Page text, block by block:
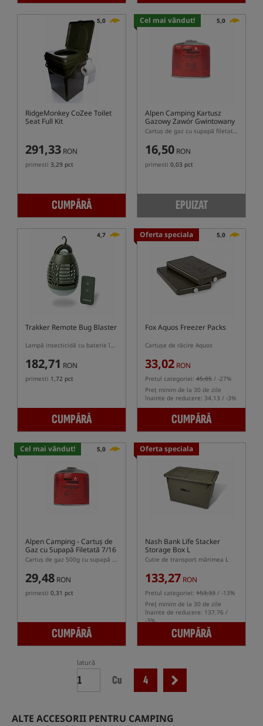
5,0
RidgeMonkey CoZee Toilet
Seat Full Kit
291,33 RON
primesti 3,29 pct
CUMPĂRĂ
Cel mai vândut! 5,0
Alpen Camping Kartusz
Gazowy Zawór Gwintowany
7/16 300g
Cartuș de gaz cu supapă filetată 300g
16,50 RON
primesti 0,03 pct
EPUIZAT
4,7
Trakker Remote Bug Blaster
Lampă insecticidă cu baterie încorporată, controlată prin telecomandă
182,71 RON
primesti 1,72 pct
CUMPĂRĂ
Oferta speciala 5,0
Fox Aquos Freezer Packs
Cartușe de răcire Aquos
33,02 RON
Pretul categoriei: 45,05 / -27%
Preț minim de la 30 de zile
înainte de reducere: 34.13 / -3%
CUMPĂRĂ
Cel mai vândut! 5,0
Alpen Camping- Cartuș de
Gaz cu Supapă Filetată 7/16
500g
Cartuș de gaz 500g cu supapă filetată
29,48 RON
primesti 0,31 pct
CUMPĂRĂ
Oferta speciala
Nash Bank Life Stacker
Storage Box L
Cutie de transport mărimea L
133,27 RON
Pretul categoriei: 153,33 / -13%
Preț minim de la 30 de zile
înainte de reducere: 137.76 /
-3%
CUMPĂRĂ
latură
Cu 4
ALTE ACCESORII PENTRU CAMPING